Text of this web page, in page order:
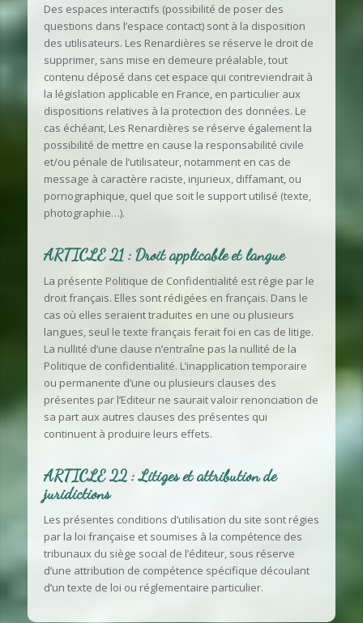
Des espaces interactifs (possibilité de poser des
questions dans l’espace contact) sont à la disposition
des utilisateurs. Les Renardières se réserve le droit de
supprimer, sans mise en demeure préalable, tout
contenu déposé dans cet espace qui contreviendrait à
la législation applicable en France, en particulier aux
dispositions relatives à la protection des données. Le
cas échéant, Les Renardières se réserve également la
possibilité de mettre en cause la responsabilité civile
et/ou pénale de l’utilisateur, notamment en cas de
message à caractère raciste, injurieux, diffamant, ou
pornographique, quel que soit le support utilisé (texte,
photographie…).
ARTICLE 21 : Droit applicable et langue
La présente Politique de Confidentialité est régie par le
droit français. Elles sont rédigées en français. Dans le
cas où elles seraient traduites en une ou plusieurs
langues, seul le texte français ferait foi en cas de litige.
La nullité d’une clause n’entraîne pas la nullité de la
Politique de confidentialité. L’inapplication temporaire
ou permanente d’une ou plusieurs clauses des
présentes par l’Editeur ne saurait valoir renonciation de
sa part aux autres clauses des présentes qui
continuent à produire leurs effets.
ARTICLE 22 : Litiges et attribution de
juridictions
Les présentes conditions d’utilisation du site sont régies
par la loi française et soumises à la compétence des
tribunaux du siège social de l’éditeur, sous réserve
d’une attribution de compétence spécifique découlant
d’un texte de loi ou réglementaire particulier.